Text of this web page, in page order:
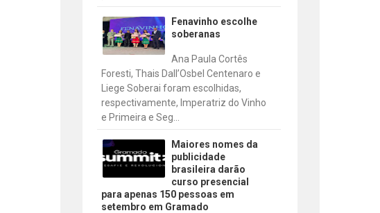
Fenavinho escolhe
soberanas
Ana Paula Cortês
Foresti, Thais Dall’Osbel Centenaro e
Liege Soberai foram escolhidas,
respectivamente, Imperatriz do Vinho
e Primeira e Seg...
Maiores nomes da
publicidade
brasileira darão
curso presencial
para apenas 150 pessoas em
setembro em Gramado